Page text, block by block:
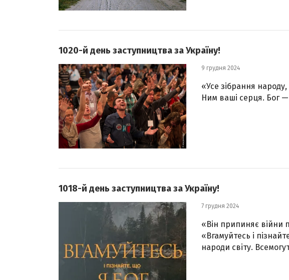
1020-й день заступництва за Україну!
9 грудня 2024
«Усе зібрання
Ним ваші серця. Бог
1018-й день заступництва за Україну!
7 грудня 2024
«Він припиняє війни
«Вгамуйтесь і
народи світу.